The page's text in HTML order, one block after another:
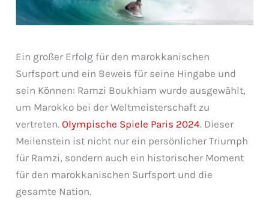
Ein großer Erfolg für den marokkanischen
Surfsport und ein Beweis für seine Hingabe und
sein Können: Ramzi Boukhiam wurde ausgewählt,
um Marokko bei der Weltmeisterschaft zu
vertreten.Olympische Spiele Paris 2024. Dieser
Meilenstein ist nicht nur ein persönlicher Triumph
für Ramzi, sondern auch ein historischer Moment
für den marokkanischen Surfsport und die
gesamte Nation.